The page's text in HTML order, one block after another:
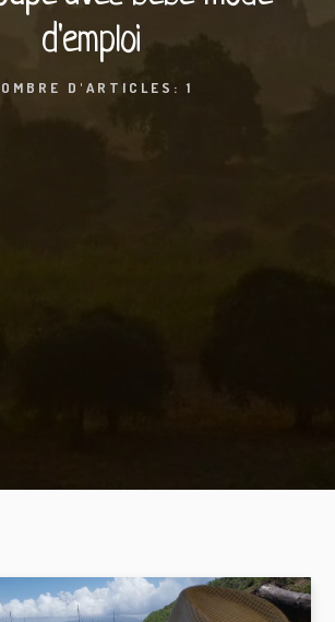
d'emploi
D'ARTICLES: 1